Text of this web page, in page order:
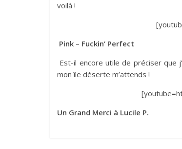
voilà !
Pink – Fuckin’ Perfect
Est-il encore utile de préciser que
mon île déserte m’attends !
Un Grand Merci à Lucile P.